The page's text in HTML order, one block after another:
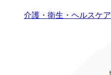
介護・衛生・ヘルスケア